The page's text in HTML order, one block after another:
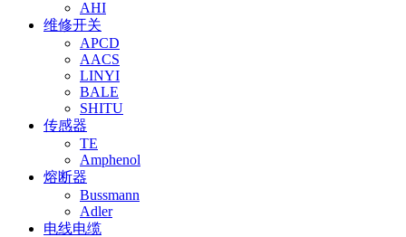
AHI
维修开关
APCD
AACS
LINYI
BALE
SHITU
传感器
TE
Amphenol
熔断器
Bussmann
Adler
电线电缆